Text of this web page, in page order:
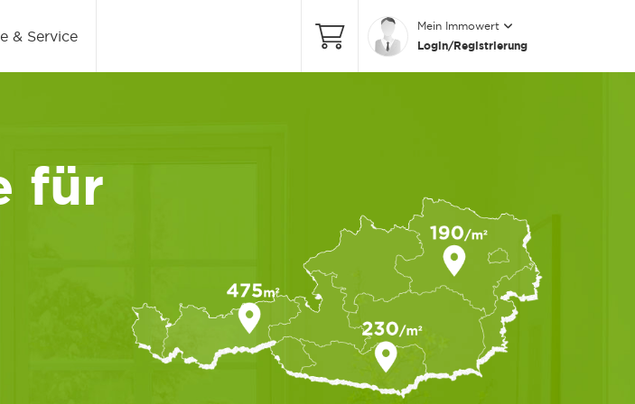
& Service
Mein Immowert
Login/Registrierung
für